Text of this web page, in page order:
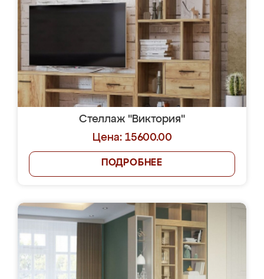
Стеллаж "Виктория"
Цена: 15600.00
ПОДРОБНЕЕ